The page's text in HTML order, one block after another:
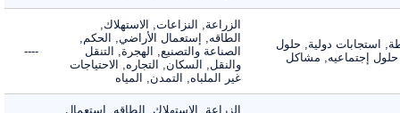
استجابات دولية, حلول
إجتماعيه, مشاكل
الزراعة, النزاعات, الاستهلاك,
الطاقه, إستعمال الأراضي, الحكم,
الصناعة والتصنيع, الهجرة, التنقل
والنقل, السكان, التجاره, الاحتياجات
غير الملباه, التمدن, المياه
----
الزراعة, الاستهلاك, الطاقه, إستعمال